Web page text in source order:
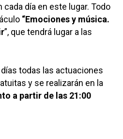
día en este lugar. Todo
“Emociones y música.
”, que tendrá lugar a las
todas las actuaciones
y se realizarán en la
a partir de las 21:00